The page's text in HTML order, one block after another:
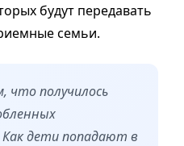
будут передавать
семьи.
что получилось
дети попадают в